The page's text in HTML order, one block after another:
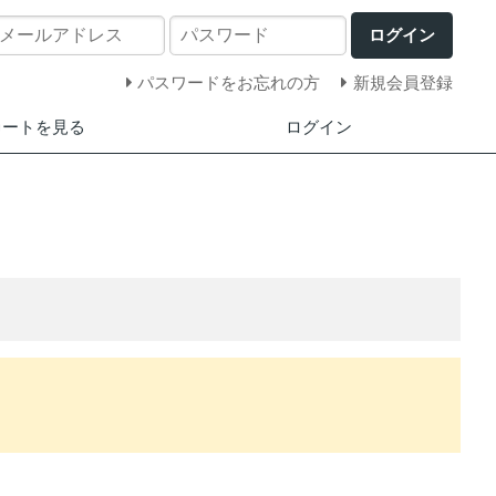
ログイン
パスワードをお忘れの方 新規会員登録
ートを見る ログイン